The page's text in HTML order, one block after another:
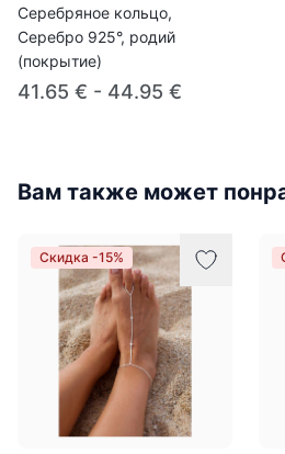
Серебряное кольцо,
Серебро 925°, родий
(покрытие)
41.65 € - 44.95 €
Вам также может
Скидка -15%